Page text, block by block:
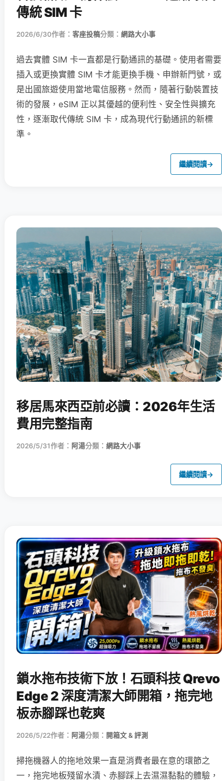
傳統 SIM 卡
2026/6/30作者： 客座投稿分類： 網路大小事
過去實體 SIM 卡一直都是行動通訊的基礎。使用者需要
插入或更換實體 SIM 卡才能更換手機、申辦新門號，或
是出國旅遊使用當地電信服務。然而，隨著行動裝置技
術的發展，eSIM 正以其優越的便利性、安全性與擴充
性，逐漸取代傳統 SIM 卡，成為現代行動通訊的新標
準。
繼續閱讀→
移居馬來西亞前必讀：2026年生活
費用完整指南
2026/5/31作者： 阿湯分類： 網路大小事
繼續閱讀→
鎖水拖布技術下放！石頭科技 Qrevo
Edge 2 深度清潔大師開箱，拖完地
板赤腳踩也乾爽
2026/5/22作者： 阿湯分類： 開箱文 & 評測
掃拖機器人的拖地效果一直是消費者最在意的環節之
一，拖完地板殘留水漬、赤腳踩上去濕濕黏黏的體驗，